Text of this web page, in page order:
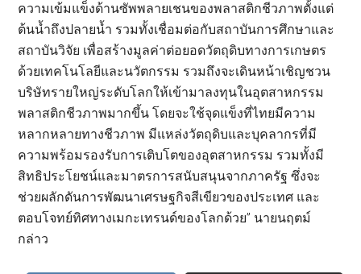
ความเข้มแข็งด้านซัพพลายเชนของพลาสติกชีวภาพตั้งแต่
ต้นน้ำถึงปลายน้ำ รวมทั้งเชื่อมต่อกับสถาบันการศึกษาและ
สถาบันวิจัย เพื่อสร้างมูลค่าต่อยอดวัตถุดิบทางการเกษตร
ด้วยเทคโนโลยีและนวัตกรรม รวมถึงจะเดินหน้าเชิญชวน
บริษัทรายใหญ่ระดับโลกให้เข้ามาลงทุนในอุตสาหกรรม
พลาสติกชีวภาพมากขึ้น โดยจะใช้จุดแข็งที่ไทยมีความ
หลากหลายทางชีวภาพ มีแหล่งวัตถุดิบและบุคลากรที่มี
ความพร้อมรองรับการเติบโตของอุตสาหกรรม รวมทั้งมี
สิทธิประโยชน์และมาตรการสนับสนุนจากภาครัฐ ซึ่งจะ
ช่วยผลักดันการพัฒนาเศรษฐกิจสีเขียวของประเทศ และ
ตอบโจทย์ทิศทางเมกะเทรนด์ของโลกด้วย” นายนฤตม์
กล่าว